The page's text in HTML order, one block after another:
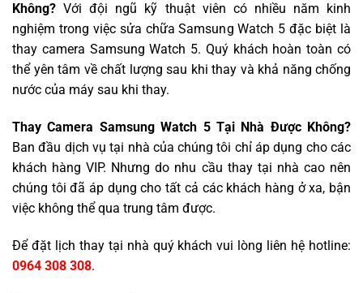
Không? Với đội ngũ kỹ thuật viên có nhiều năm kinh
nghiệm trong việc sửa chữa Samsung Watch 5 đặc biệt là
thay camera Samsung Watch 5. Quý khách hoàn toàn có
thể yên tâm về chất lượng sau khi thay và khả năng chống
nước của máy sau khi thay.
Thay Camera Samsung Watch 5 Tại Nhà Được Không?
Ban đầu dịch vụ tại nhà của chúng tôi chỉ áp dụng cho các
khách hàng VIP. Nhưng do nhu cầu thay tại nhà cao nên
chúng tôi đã áp dụng cho tất cả các khách hàng ở xa, bận
việc không thể qua trung tâm được.
Để đặt lịch thay tại nhà quý khách vui lòng liên hệ hotline:
0964 308 308.